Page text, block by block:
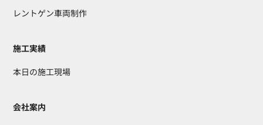
レントゲン車両制作
施工実績
本日の施工現場
会社案内